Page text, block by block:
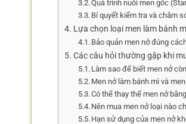
Quá trình nuôi men gốc
Bí quyết kiểm tra và chăm
Lựa chọn loại men làm bánh
Bảo quản men nở đúng
Các câu hỏi thường gặp khi
Làm sao để biết men nở
Men nở làm bánh mì và
Có thể thay thế men nở
Nên mua men nở loại nào
Hạn sử dụng của men nở